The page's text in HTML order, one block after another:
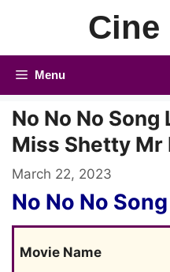
Menu
No No No Song
Miss Shetty
March 22, 2023
No No No
Movie Name